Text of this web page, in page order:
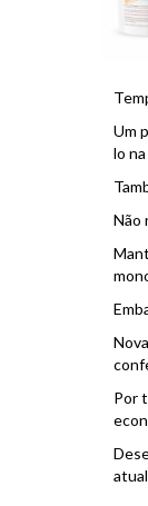
Um
lo
Não
Por